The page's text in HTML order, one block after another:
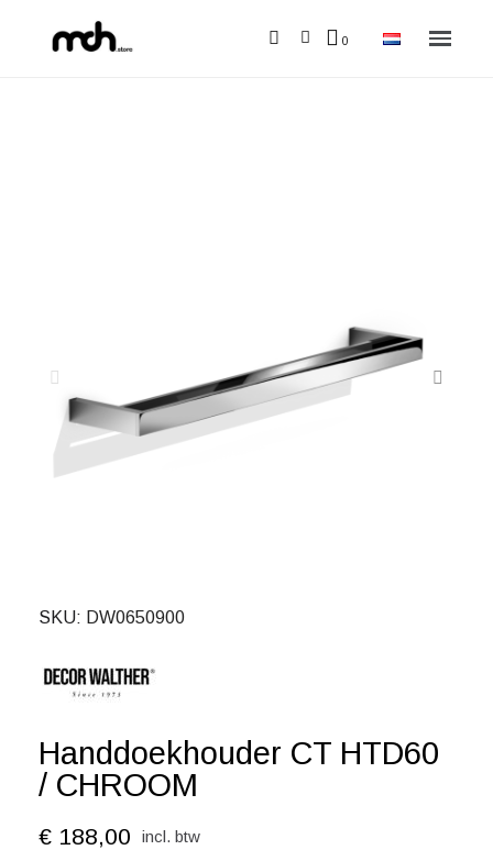
SKU DW0650900
Handdoekhouder CT HTD60
/ CHROOM
€ 188,00 incl. btw